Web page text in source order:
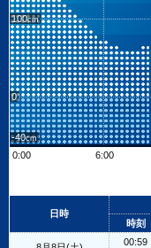
100
0
-40
0:00
6:00
+
日時
時刻
00:59